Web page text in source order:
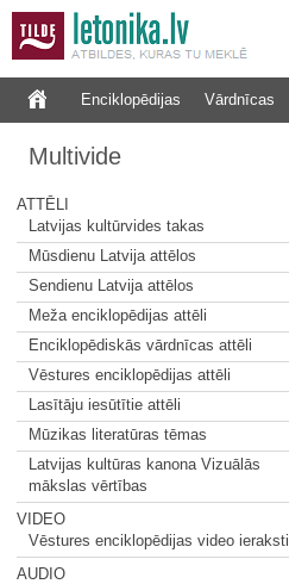
Enciklopēdijas Vārdnīcas
Multivide
ATTĒLI
Latvijas kultūrvides takas
Mūsdienu Latvija attēlos
Sendienu Latvija attēlos
Meža enciklopēdijas attēli
Enciklopēdiskās vārdnīcas attēli
Vēstures enciklopēdijas attēli
Lasītāju iesūtītie attēli
Mūzikas literatūras tēmas
Latvijas kultūras kanona Vizuālās
mākslas vērtības
VIDEO
Vēstures enciklopēdijas video ieraksti
AUDIO